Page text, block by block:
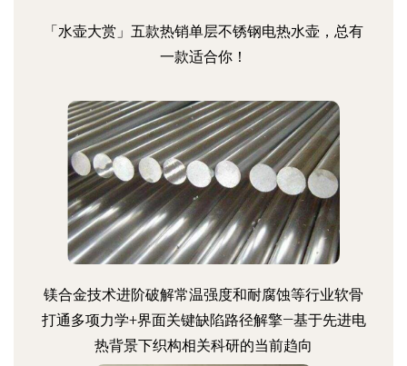
「水壶大赏」五款热销单层不锈钢电热水壶，总有
一款适合你！
镁合金技术进阶破解常温强度和耐腐蚀等行业软骨
打通多项力学+界面关键缺陷路径解擎—基于先进电
热背景下织构相关科研的当前趋向